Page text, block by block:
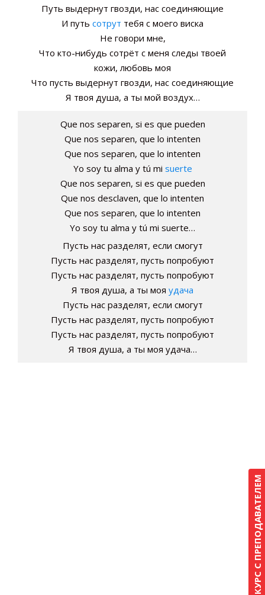
КУРС С ПРЕПОДАВАТЕЛЕМ
Путь выдернут гвозди, нас соединяющие
И путь сотрут тебя с моего виска
Не говори мне,
Что кто-нибудь сотрёт с меня следы твоей
кожи, любовь моя
Что пусть выдернут гвозди, нас соединяющие
Я твоя душа, а ты мой воздух…
Que nos separen, si es que pueden
Que nos separen, que lo intenten
Que nos separen, que lo intenten
Yo soy tu alma y tú mi suerte
Que nos separen, si es que pueden
Que nos desclaven, que lo intenten
Que nos separen, que lo intenten
Yo soy tu alma y tú mi suerte…
Пусть нас разделят, если смогут
Пусть нас разделят, пусть попробуют
Пусть нас разделят, пусть попробуют
Я твоя душа, а ты моя удача
Пусть нас разделят, если смогут
Пусть нас разделят, пусть попробуют
Пусть нас разделят, пусть попробуют
Я твоя душа, а ты моя удача…